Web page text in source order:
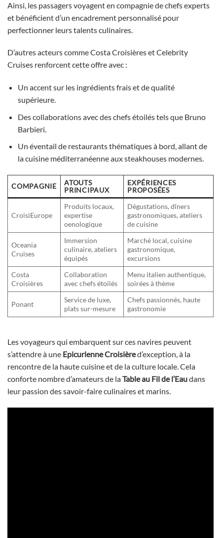
Ainsi, les passagers voyagent en compagnie de chefs experts
et bénéficient d’un encadrement personnalisé pour
perfectionner leurs talents culinaires.
D’autres acteurs comme Costa Croisières et Celebrity
Cruises renforcent cette offre avec :
Un accent sur les ingrédients frais et de qualité
supérieure.
Des collaborations avec des chefs étoilés tels que Bruno
Barbieri.
Un éventail de restaurants thématiques à bord, allant de
la cuisine méditerranéenne aux steakhouses modernes.
COMPAGNIE
ATOUTS
PRINCIPAUX
EXPÉRIENCES
PROPOSÉES
CroisiEurope
Produits locaux,
expertise
oenologique
Dégustations, dîners
gastronomiques, ateliers
de cuisine
Oceania
Cruises
Immersion
culinaire, ateliers
équipés
Marché local, cuisine
gastronomique,
excursions
Costa
Croisières
Collaboration
avec chefs étoilés
Menu italien authentique,
soirées à thème
Ponant
Service de luxe,
plats sur-mesure
Chefs passionnés, haute
gastronomie
Les voyageurs qui embarquent sur ces navires peuvent
s’attendre à une Epicurienne Croisièred’exception, à la
rencontre de la haute cuisine et de la culture locale. Cela
conforte nombre d’amateurs de laTable au Fil de l’Eaudans
leur passion des savoir-faire culinaires et marins.